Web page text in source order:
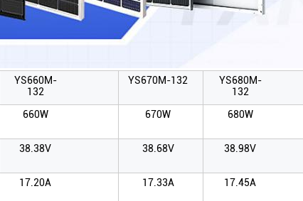
YS660M-
132
YS670M-132
YS680M-
132
660W 670W 680W
38.38V 38.68V 38.98V
17.20A 17.33A 17.45A